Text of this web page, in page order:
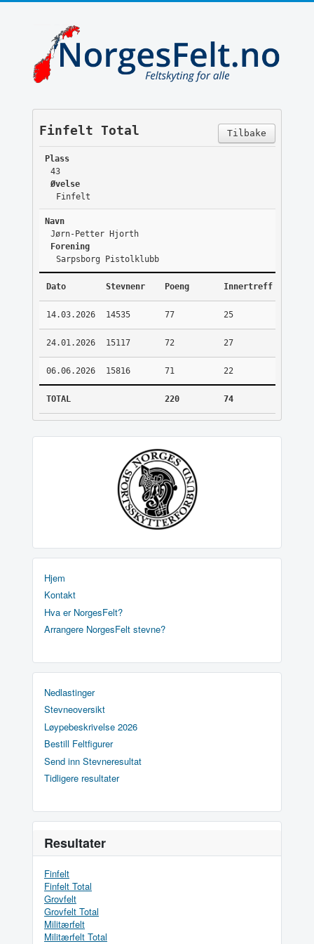
Tilbake
Finfelt Total
Plass
43
Øvelse
Finfelt
Navn
Jørn-Petter Hjorth
Forening
Sarpsborg Pistolklubb
Dato Stevnenr Poeng Innertreff
14.03.2026 14535 77 25
24.01.2026 15117 72 27
06.06.2026 15816 71 22
TOTAL 220 74
Hjem
Kontakt
Hva er NorgesFelt?
Arrangere NorgesFelt stevne?
Nedlastinger
Stevneoversikt
Løypebeskrivelse 2026
Bestill Feltfigurer
Send inn Stevneresultat
Tidligere resultater
Resultater
Finfelt
Finfelt Total
Grovfelt
Grovfelt Total
Militærfelt
Militærfelt Total